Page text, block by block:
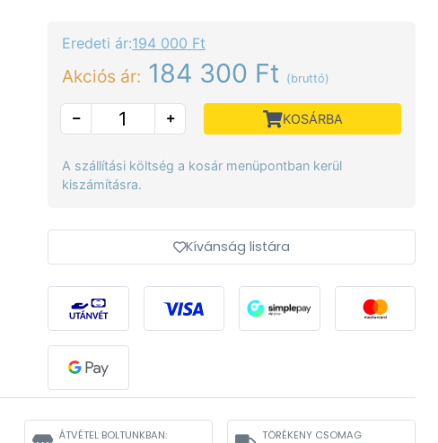
Eredeti ár:194 000 Ft
Akciós ár: 184 300 Ft (bruttó)
KOSÁRBA
A szállítási költség a kosár menüpontban kerül
kiszámításra.
Kívánság listára
ÁTVÉTEL BOLTUNKBAN:
TÖRÉKENY CSOMAG